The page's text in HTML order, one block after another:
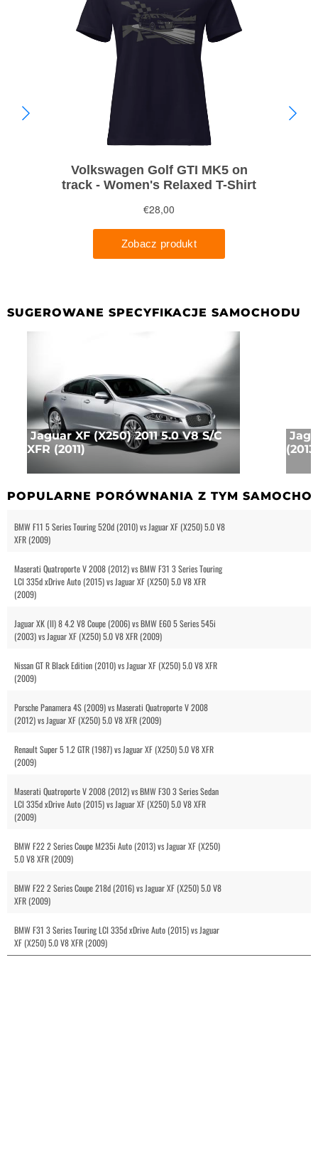
SUGEROWANE SPECYFIKACJE SAMOCHODU
Jaguar XF (X250) 2011 5.0 V8 S/C
XFR (2011)
POPULARNE PORÓWNANIA Z TYM
BMW F11 5 Series Touring 520d (2010) vs Jaguar XF (X250) 5.0 V8
XFR (2009)
Maserati Quatroporte V 2008 (2012) vs BMW F31 3 Series Touring
LCI 335d xDrive Auto (2015) vs Jaguar XF (X250) 5.0 V8 XFR
(2009)
Jaguar XK (II) 8 4.2 V8 Coupe (2006) vs BMW E60 5 Series 545i
(2003) vs Jaguar XF (X250) 5.0 V8 XFR (2009)
Nissan GT R Black Edition (2010) vs Jaguar XF (X250) 5.0 V8 XFR
(2009)
Porsche Panamera 4S (2009) vs Maserati Quatroporte V 2008
(2012) vs Jaguar XF (X250) 5.0 V8 XFR (2009)
Renault Super 5 1.2 GTR (1987) vs Jaguar XF (X250) 5.0 V8 XFR
(2009)
Maserati Quatroporte V 2008 (2012) vs BMW F30 3 Series Sedan
LCI 335d xDrive Auto (2015) vs Jaguar XF (X250) 5.0 V8 XFR
(2009)
BMW F22 2 Series Coupe M235i Auto (2013) vs Jaguar XF (X250)
5.0 V8 XFR (2009)
BMW F22 2 Series Coupe 218d (2016) vs Jaguar XF (X250) 5.0 V8
XFR (2009)
BMW F31 3 Series Touring LCI 335d xDrive Auto (2015) vs Jaguar
XF (X250) 5.0 V8 XFR (2009)